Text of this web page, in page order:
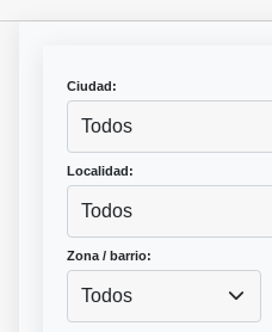
Ciudad:
Todos
Localidad:
Todos
Zona / barrio:
Todos